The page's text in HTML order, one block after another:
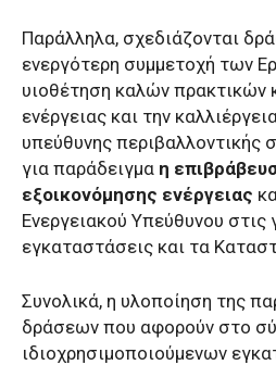
Παράλληλα, σχεδιάζονται
ενεργότερη συμμετοχή των
υιοθέτηση καλών πρακτικών
ενέργειας και την
υπεύθυνης
για παράδειγμα η
εξοικονόμησης ενέργειας
Ενεργειακού Υπεύθυνου στις
εγκαταστάσεις και τα
Συνολικά, η υλοποίηση της
δράσεων που αφορούν στο
ιδιοχρησιμοποιούμενων